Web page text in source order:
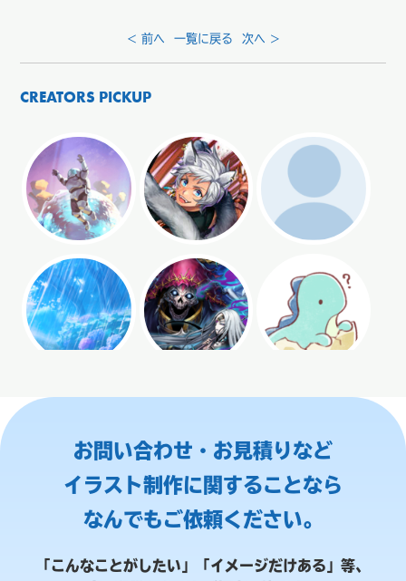
< 前へ 一覧に戻る 次へ >
CREATORS PICKUP
お問い合わせ・お見積りなど
イラスト制作に関することなら
なんでもご依頼ください。
「こんなことがしたい」「イメージだけある」等、